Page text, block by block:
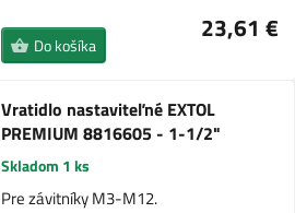
23,61 €
Do košíka
Vratidlo nastaviteľné EXTOL
PREMIUM 8816605 - 1-1/2"
Skladom 1 ks
Pre závitníky M3-M12.